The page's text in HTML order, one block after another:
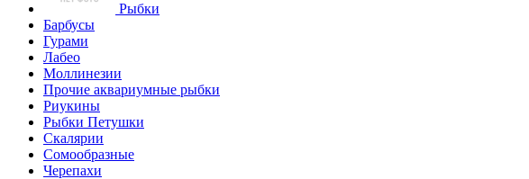
Рыбки
Барбусы
Гурами
Лабео
Моллинезии
Прочие аквариумные рыбки
Риукины
Рыбки Петушки
Скалярии
Сомообразные
Черепахи